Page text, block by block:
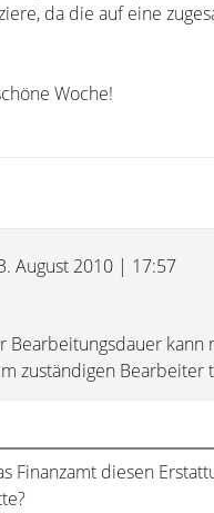
da die auf eine
Woche!
August 2010 | 17:57
Bearbeitungsdauer
zuständigen Bearbeiter
Finanzamt diesen